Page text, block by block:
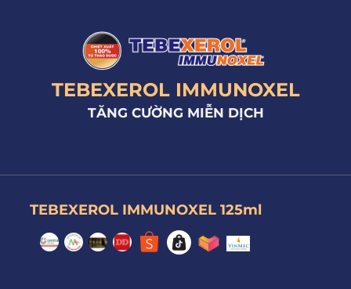
TEBEXEROL IMMUNOXEL
TĂNG CƯỜNG MIỄN DỊCH
TEBEXEROL IMMUNOXEL 125ml